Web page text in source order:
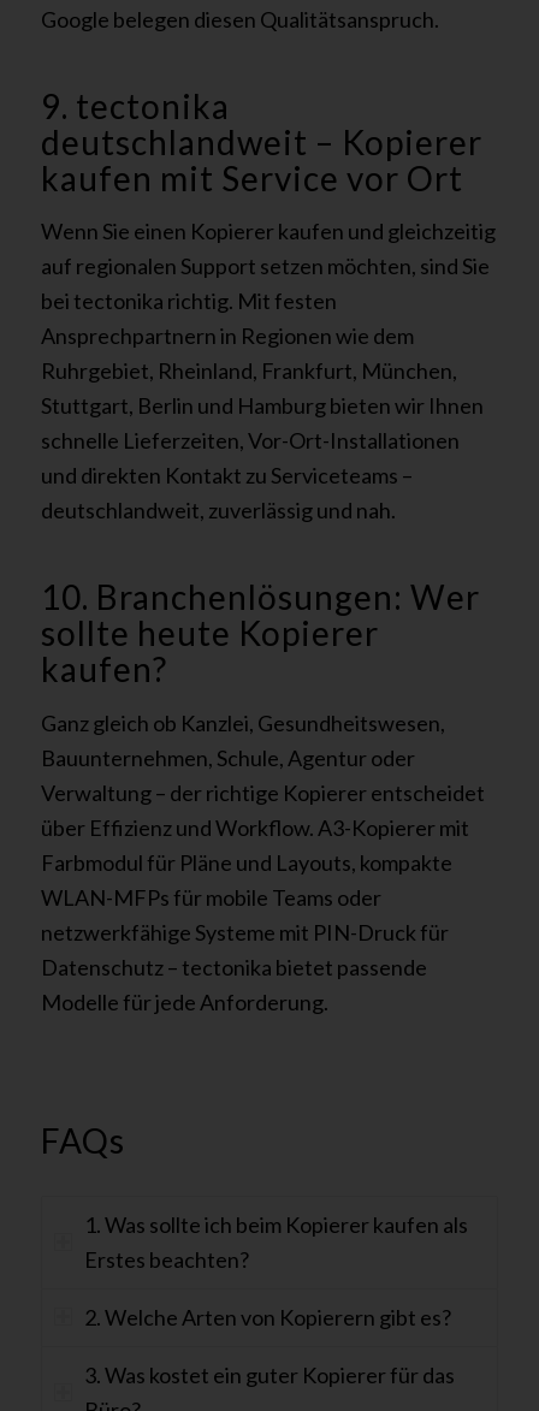
Google belegen diesen Qualitätsanspruch.
9. tectonika
deutschlandweit – Kopierer
kaufen mit Service vor Ort
Wenn Sie einen Kopierer kaufen und gleichzeitig
auf regionalen Support setzen möchten, sind Sie
bei tectonika richtig. Mit festen
Ansprechpartnern in Regionen wie dem
Ruhrgebiet, Rheinland, Frankfurt, München,
Stuttgart, Berlin und Hamburg bieten wir Ihnen
schnelle Lieferzeiten, Vor-Ort-Installationen
und direkten Kontakt zu Serviceteams –
deutschlandweit, zuverlässig und nah.
10. Branchenlösungen: Wer
sollte heute Kopierer
kaufen?
Ganz gleich ob Kanzlei, Gesundheitswesen,
Bauunternehmen, Schule, Agentur oder
Verwaltung – der richtige Kopierer entscheidet
über Effizienz und Workflow. A3-Kopierer mit
Farbmodul für Pläne und Layouts, kompakte
WLAN-MFPs für mobile Teams oder
netzwerkfähige Systeme mit PIN-Druck für
Datenschutz – tectonika bietet passende
Modelle für jede Anforderung.
FAQs
1. Was sollte ich beim Kopierer kaufen als
Erstes beachten?
2. Welche Arten von Kopierern gibt es?
3. Was kostet ein guter Kopierer für das